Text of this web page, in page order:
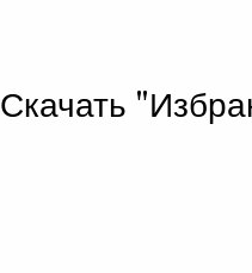
Скачать